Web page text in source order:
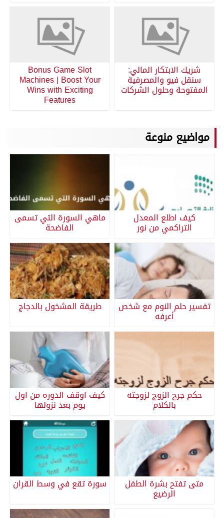
شريك الابتكار المالي:
سنقل فيو والمصرفية
المفتوحة وحلول الشركات
Bonus Game Slot
Machines | Boost Your
Wins with Exciting
Features
مواضيع منوعة
كيف اطلع المعدل
التراكمي من نور
ماهي السورة التي تسمى
الفاضحة
تفسير حلم النوم مع شخص
أعرفه
طريقة المشخول بالدجاج
حكم جرح الزوج لزوجته
بالكلام
كيف اوقف الدوره من اول
يوم بعد نزولها
متى تفتح بشرة الطفل
الرضيع
سورة تقع في وسط القران